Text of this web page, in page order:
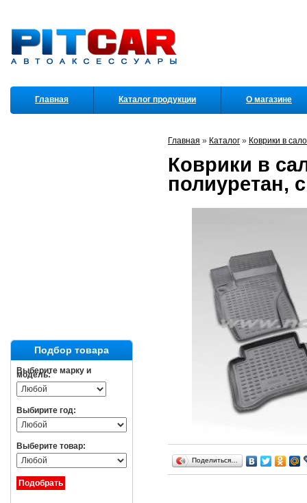
Главная » Каталог » Коврики в
Коврики в
полиуретан,
Поделиться…
Главная Каталог продукции О магазине
Подбор товара
Выберите марку и
модель:
Выбирите год:
Выберите товар: